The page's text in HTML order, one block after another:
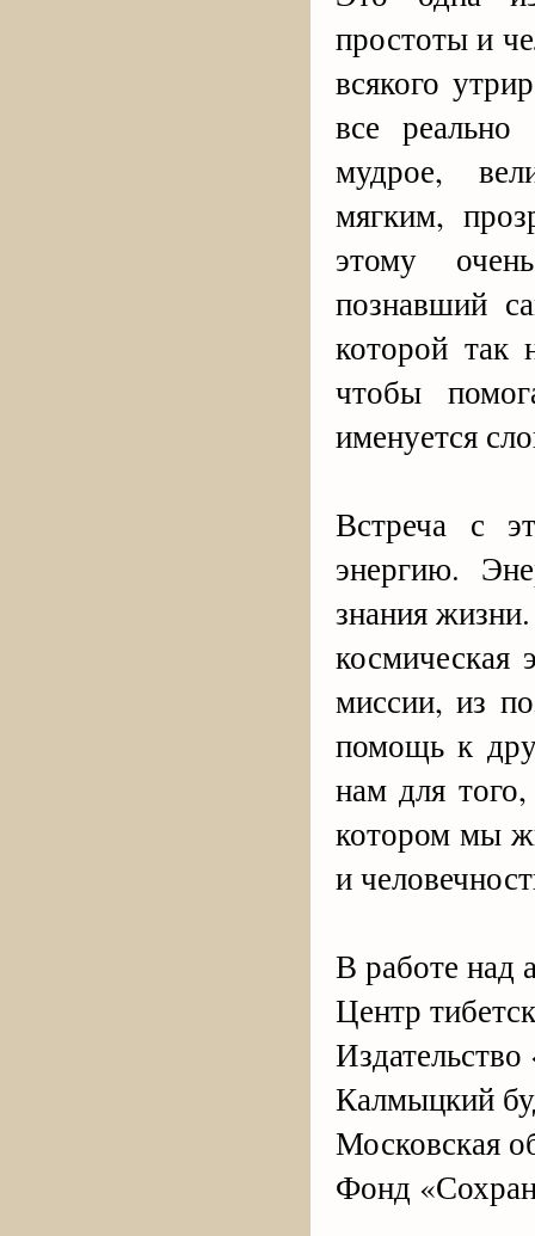
простоты и
всякого
все
мудрое,
мягким,
этому
познавший
которой так
чтобы
именуется
Встреча с
энергию.
знания
космическая
миссии, из
помощь к
нам для
котором мы
и
В работе над
Центр
Калмыцкий
Московская
Фонд